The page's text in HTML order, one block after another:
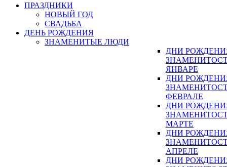
ПРАЗДНИКИ
НОВЫЙ ГОД
СВАДЬБА
ДЕНЬ РОЖДЕНИЯ
ЗНАМЕНИТЫЕ ЛЮДИ
ДНИ
ЯНВАРЕ
ДНИ
ФЕВРАЛЕ
ДНИ
МАРТЕ
ДНИ
АПРЕЛЕ
ДНИ